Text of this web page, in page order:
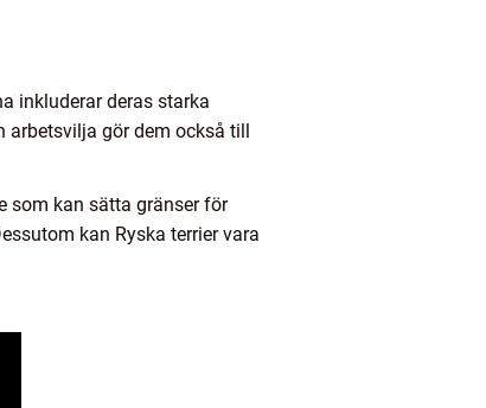
inkluderar deras starka
arbetsvilja gör dem också till
som kan sätta gränser för
kan Ryska terrier vara